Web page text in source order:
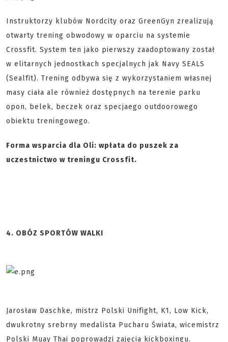
Instruktorzy klubów Nordcity oraz GreenGyn zrealizują
otwarty trening obwodowy w oparciu na systemie
Crossfit. System ten jako pierwszy zaadoptowany został
w elitarnych jednostkach specjalnych jak Navy SEALS
(Sealfit). Trening odbywa się z wykorzystaniem własnej
masy ciała ale również dostępnych na terenie parku
opon, belek, beczek oraz specjaego outdoorowego
obiektu treningowego.
Forma wsparcia dla Oli: wpłata do puszek za
uczestnictwo w treningu Crossfit.
4. OBÓZ SPORTÓW WALKI
Jarosław Daschke, mistrz Polski Unifight, K1, Low Kick,
dwukrotny srebrny medalista Pucharu Świata, wicemistrz
Polski Muay Thai poprowadzi zajęcia kickboxingu.